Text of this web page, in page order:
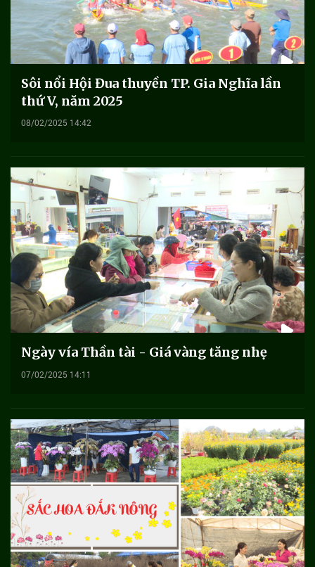
Sôi nổi Hội Đua thuyền TP. Gia Nghĩa lần
thứ V, năm 2025
08/02/2025 14:42
Ngày vía Thần tài - Giá vàng tăng nhẹ
07/02/2025 14:11